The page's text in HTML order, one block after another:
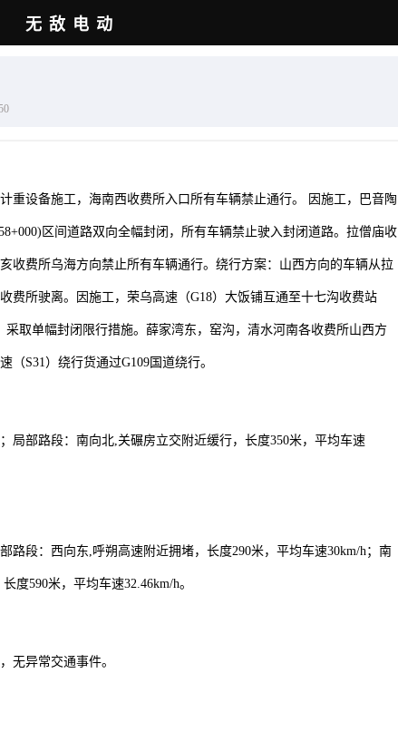
无敌电动
重设备施工，海南西收费所入口所有车辆禁止通行。 因施工，巴音陶
区间道路双向全幅封闭，所有车辆禁止驶入封闭道路。拉僧庙收
收费所乌海方向禁止所有车辆通行。绕行方案：山西方向的车辆从拉
费所驶离。因施工，荣乌高速（G18）大饭铺互通至十七沟收费站
采取单幅封闭限行措施。薛家湾东，窑沟，清水河南各收费所山西方
S31）绕行货通过G109国道绕行。
局部路段：南向北,关碾房立交附近缓行，长度350米，平均车速
路段：西向东,呼朔高速附近拥堵，长度290米，平均车速30km/h；南
度590米，平均车速32.46km/h。
无异常交通事件。